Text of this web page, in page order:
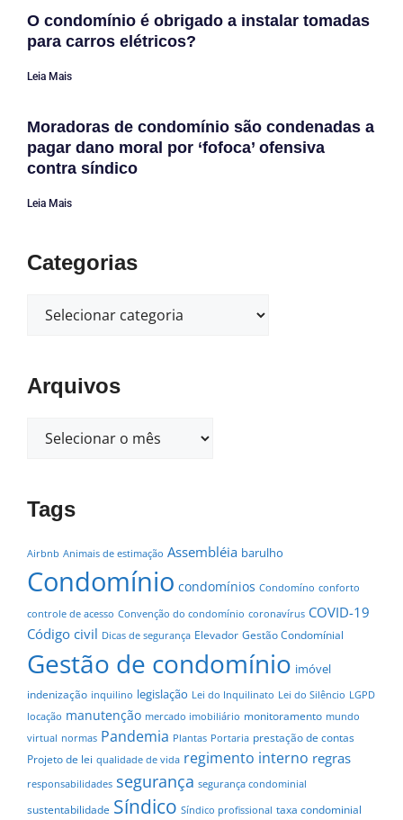
O condomínio é obrigado a instalar tomadas
para carros elétricos?
Leia Mais
Moradoras de condomínio são condenadas a
pagar dano moral por ‘fofoca’ ofensiva
contra síndico
Leia Mais
Categorias
Arquivos
Tags
Airbnb Animais de estimação Assembléia barulho
Condomínio condomínios Condomíno conforto
controle de acesso Convenção do condomínio coronavírus COVID-19
Código civil Dicas de segurança Elevador Gestão Condomínial
Gestão de condomínio imóvel
indenização inquilino legislação Lei do Inquilinato Lei do Silêncio LGPD
locação manutenção mercado imobiliário monitoramento mundo
virtual normas Pandemia Plantas Portaria prestação de contas
Projeto de lei qualidade de vida regimento interno regras
responsabilidades segurança segurança condominial
sustentabilidade Síndico Síndico profissional taxa condominial